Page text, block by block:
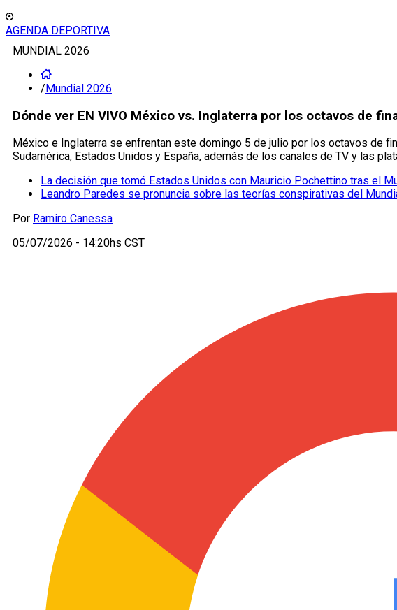
AGENDA DEPORTIVA
MUNDIAL 2026
/Mundial 2026
Dónde ver EN VIVO México vs. Inglaterra por los octavos de
México e Inglaterra se enfrentan este domingo 5 de julio por los octavos de
Sudamérica, Estados Unidos y España, además de los canales de TV y las
La decisión que tomó Estados Unidos con Mauricio Pochettino tras el
Leandro Paredes se pronuncia sobre las teorías conspirativas del
Por Ramiro Canessa
05/07/2026 - 14:20hs CST